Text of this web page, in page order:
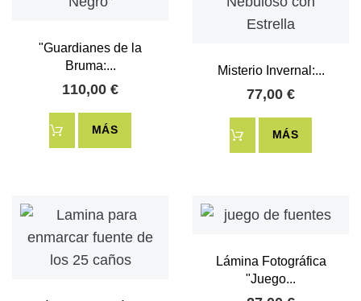
"Guardianes de la
Bruma:...
110,00 €
MÁS
Misterio Invernal:...
77,00 €
MÁS
Lámina Fotográfica
"Juego...